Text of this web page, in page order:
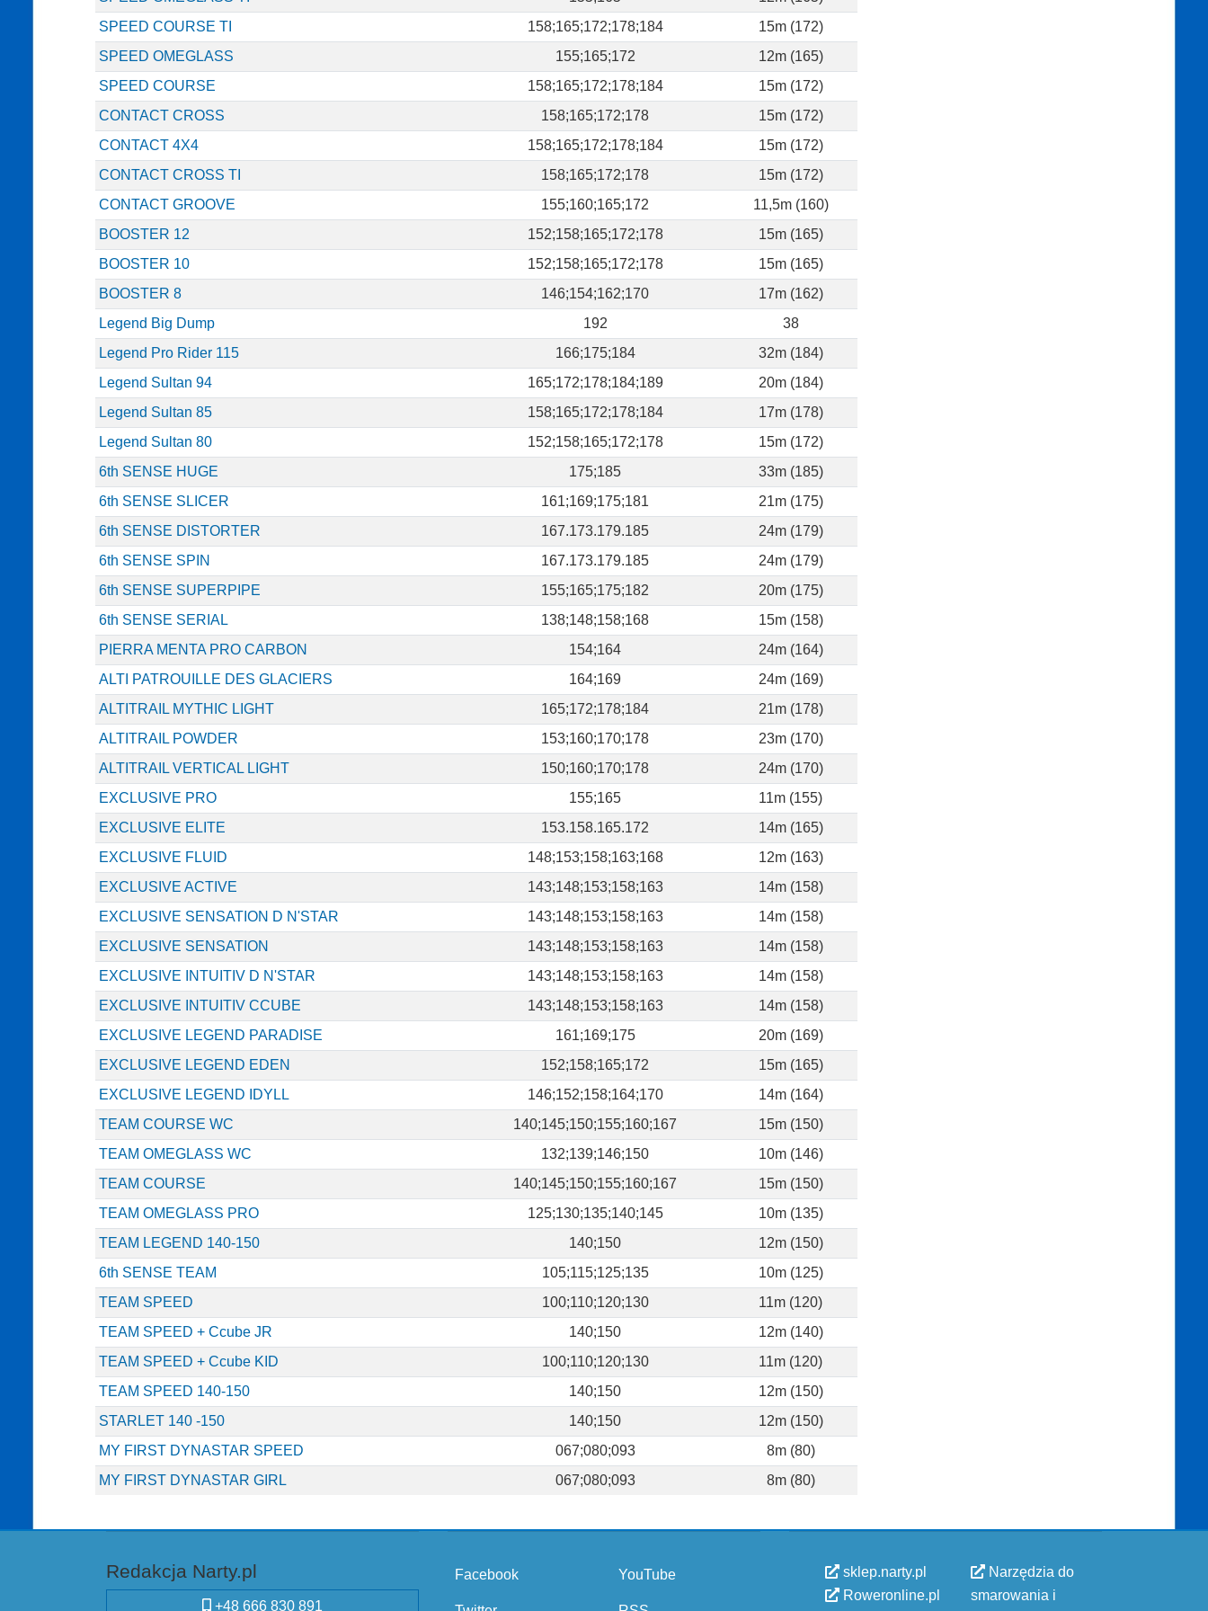
SPEED COURSE TI
158;165;172;178;184
15m (172)
SPEED OMEGLASS
155;165;172
12m (165)
SPEED COURSE
158;165;172;178;184
15m (172)
CONTACT CROSS
158;165;172;178
15m (172)
CONTACT 4X4
158;165;172;178;184
15m (172)
CONTACT CROSS TI
158;165;172;178
15m (172)
CONTACT GROOVE
155;160;165;172
11,5m (160)
BOOSTER 12
152;158;165;172;178
15m (165)
BOOSTER 10
152;158;165;172;178
15m (165)
BOOSTER 8
146;154;162;170
17m (162)
Legend Big Dump
192
38
Legend Pro Rider 115
166;175;184
32m (184)
Legend Sultan 94
165;172;178;184;189
20m (184)
Legend Sultan 85
158;165;172;178;184
17m (178)
Legend Sultan 80
152;158;165;172;178
15m (172)
6th SENSE HUGE
175;185
33m (185)
6th SENSE SLICER
161;169;175;181
21m (175)
6th SENSE DISTORTER
167.173.179.185
24m (179)
6th SENSE SPIN
167.173.179.185
24m (179)
6th SENSE SUPERPIPE
155;165;175;182
20m (175)
6th SENSE SERIAL
138;148;158;168
15m (158)
PIERRA MENTA PRO CARBON
154;164
24m (164)
ALTI PATROUILLE DES GLACIERS
164;169
24m (169)
ALTITRAIL MYTHIC LIGHT
165;172;178;184
21m (178)
ALTITRAIL POWDER
153;160;170;178
23m (170)
ALTITRAIL VERTICAL LIGHT
150;160;170;178
24m (170)
EXCLUSIVE PRO
155;165
11m (155)
EXCLUSIVE ELITE
153.158.165.172
14m (165)
EXCLUSIVE FLUID
148;153;158;163;168
12m (163)
EXCLUSIVE ACTIVE
143;148;153;158;163
14m (158)
EXCLUSIVE SENSATION D N'STAR
143;148;153;158;163
14m (158)
EXCLUSIVE SENSATION
143;148;153;158;163
14m (158)
EXCLUSIVE INTUITIV D N'STAR
143;148;153;158;163
14m (158)
EXCLUSIVE INTUITIV CCUBE
143;148;153;158;163
14m (158)
EXCLUSIVE LEGEND PARADISE
161;169;175
20m (169)
EXCLUSIVE LEGEND EDEN
152;158;165;172
15m (165)
EXCLUSIVE LEGEND IDYLL
146;152;158;164;170
14m (164)
TEAM COURSE WC
140;145;150;155;160;167
15m (150)
TEAM OMEGLASS WC
132;139;146;150
10m (146)
TEAM COURSE
140;145;150;155;160;167
15m (150)
TEAM OMEGLASS PRO
125;130;135;140;145
10m (135)
TEAM LEGEND 140-150
140;150
12m (150)
6th SENSE TEAM
105;115;125;135
10m (125)
TEAM SPEED
100;110;120;130
11m (120)
TEAM SPEED + Ccube JR
140;150
12m (140)
TEAM SPEED + Ccube KID
100;110;120;130
11m (120)
TEAM SPEED 140-150
140;150
12m (150)
STARLET 140 -150
140;150
12m (150)
MY FIRST DYNASTAR SPEED
067;080;093
8m (80)
MY FIRST DYNASTAR GIRL
067;080;093 8m (80)
Redakcja Narty.pl
+48 666 830 891
Facebook YouTube
sklep.narty.pl
Roweronline.pl
Narzędzia do
smarowania i